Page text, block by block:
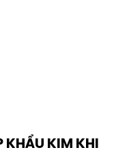
KIM KHI